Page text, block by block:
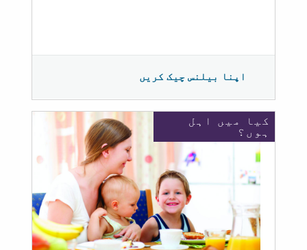
اپنا بیلنس چیک کریں
کیا میں اہل
ہوں؟